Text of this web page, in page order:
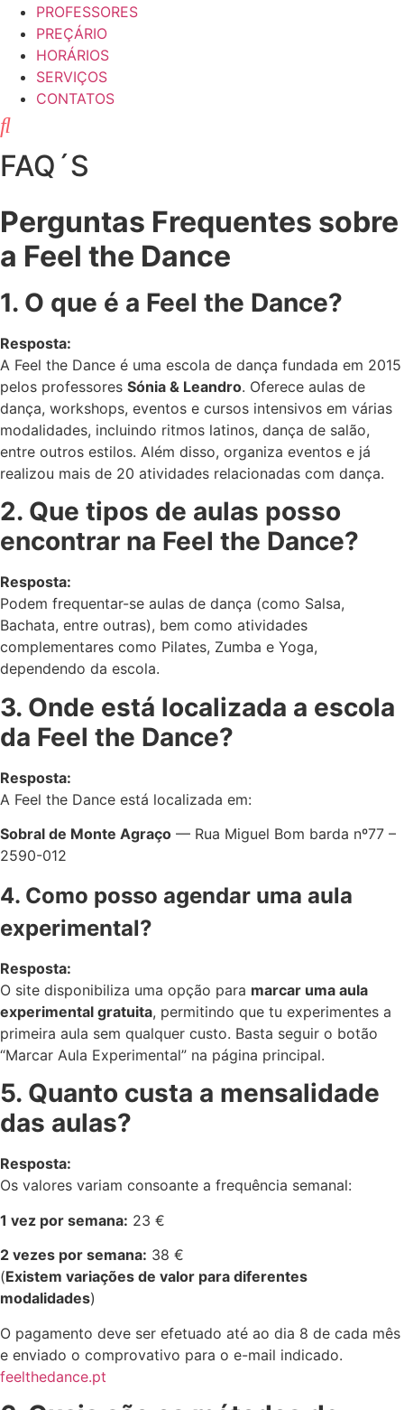
PROFESSORES
PREÇÁRIO
HORÁRIOS
SERVIÇOS
CONTATOS
FAQ´S
Perguntas Frequentes sobre
a Feel the Dance
1. O que é a Feel the Dance?
Resposta:
A Feel the Dance é uma escola de dança fundada em 2015
pelos professores Sónia & Leandro. Oferece aulas de
dança, workshops, eventos e cursos intensivos em várias
modalidades, incluindo ritmos latinos, dança de salão,
entre outros estilos. Além disso, organiza eventos e já
realizou mais de 20 atividades relacionadas com dança.
2. Que tipos de aulas posso
encontrar na Feel the Dance?
Resposta:
Podem frequentar-se aulas de dança (como Salsa,
Bachata, entre outras), bem como atividades
complementares como Pilates, Zumba e Yoga,
dependendo da escola.
3. Onde está localizada a escola
da Feel the Dance?
Resposta:
A Feel the Dance está localizada em:
Sobral de Monte Agraço — Rua Miguel Bom barda nº77 –
2590-012
4. Como posso agendar uma aula
experimental?
Resposta:
O site disponibiliza uma opção para marcar uma aula
experimental gratuita, permitindo que tu experimentes a
primeira aula sem qualquer custo. Basta seguir o botão
“Marcar Aula Experimental” na página principal.
5. Quanto custa a mensalidade
das aulas?
Resposta:
Os valores variam consoante a frequência semanal:
1 vez por semana: 23 €
2 vezes por semana: 38 €
(Existem variações de valor para diferentes
modalidades)
O pagamento deve ser efetuado até ao dia 8 de cada mês
e enviado o comprovativo para o e-mail indicado.
feelthedance.pt